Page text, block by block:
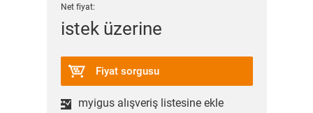
Net fiyat:
istek üzerine
Fiyat sorgusu
myigus alışveriş listesine ekle